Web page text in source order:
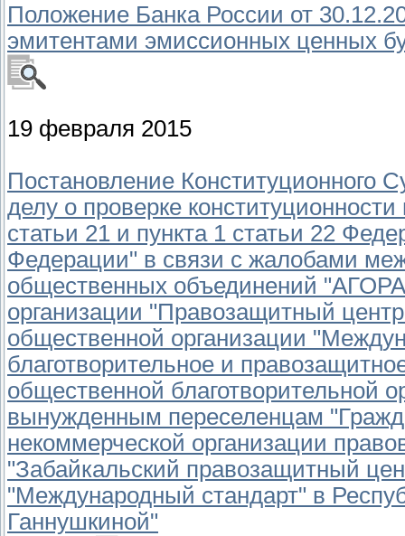
Положение Банка России от
эмитентами эмиссионных ценных
19 февраля 2015
Постановление Конституционного
делу о проверке
статьи 21 и пункта 1 статьи 22
Федерации" в связи с жалобами
общественных объединений
организации "Правозащитный
общественной организации
благотворительное и
общественной благотворительной
вынужденным переселенцам
некоммерческой организации
"Забайкальский правозащитный
"Международный стандарт" в
Ганнушкиной"